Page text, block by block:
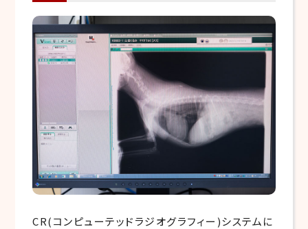
CR(コンピューテッドラジオグラフィー)システムに